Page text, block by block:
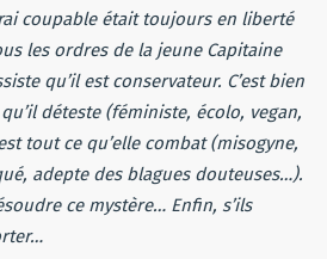
coupable était toujours en liberté
les ordres de la jeune Capitaine
qu’il est conservateur. C’est bien
déteste (féministe, écolo, vegan,
tout ce qu’elle combat (misogyne,
adepte des blagues douteuses…).
ce mystère… Enfin, s’ils